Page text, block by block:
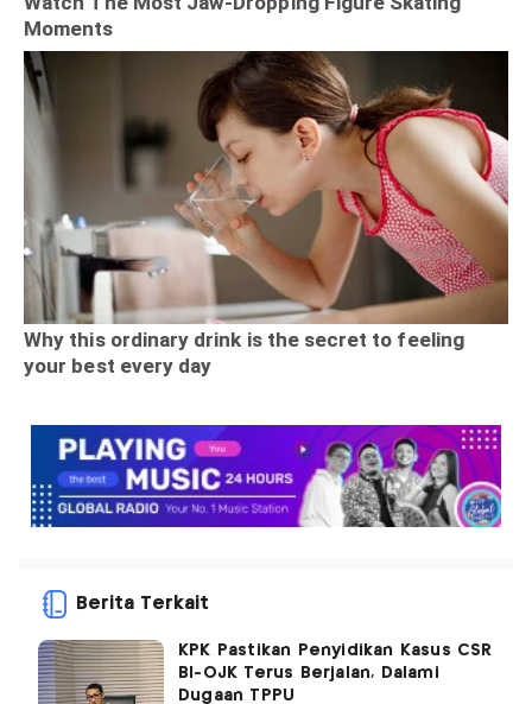
Berita Terkait
KPK Pastikan Penyidikan Kasus CSR
BI-OJK Terus Berjalan, Dalami
Dugaan TPPU